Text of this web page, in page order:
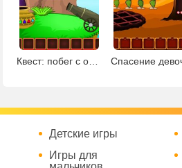
Квест: побег с острова
Детские игры
Игры для